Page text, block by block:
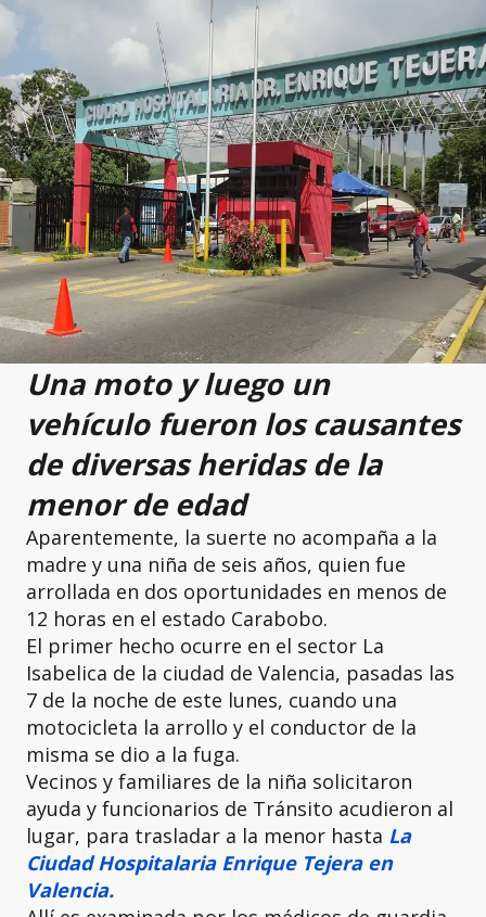
Una moto y luego un
vehículo fueron los causantes
de diversas heridas de la
menor de edad
Aparentemente, la suerte no acompaña a la
madre y una niña de seis años, quien fue
arrollada en dos oportunidades en menos de
12 horas en el estado Carabobo.
El primer hecho ocurre en el sector La
Isabelica de la ciudad de Valencia, pasadas las
7 de la noche de este lunes, cuando una
motocicleta la arrollo y el conductor de la
misma se dio a la fuga.
Vecinos y familiares de la niña solicitaron
ayuda y funcionarios de Tránsito acudieron al
lugar, para trasladar a la menor hasta La
Ciudad Hospitalaria Enrique Tejera en
Valencia.